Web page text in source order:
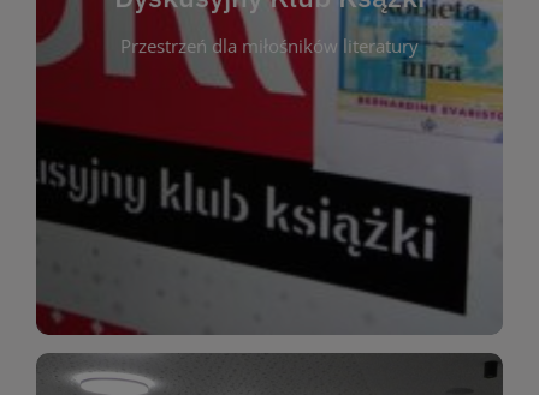
Przestrzeń dla miłośników literatury
Dyskusyjny Klub Ksążki
Dyskusyjny Klub Książki to przestrzeń dla
miłośników literatury, którzy lubią dzielić się
opiniami i emocjami po lekturze. Spotykamy się
regularnie, by rozmawiać o wybranych tytułach z
różnych gatunków literackich. Każde spotkanie to
okazja do inspirującej dyskusji, wymiany